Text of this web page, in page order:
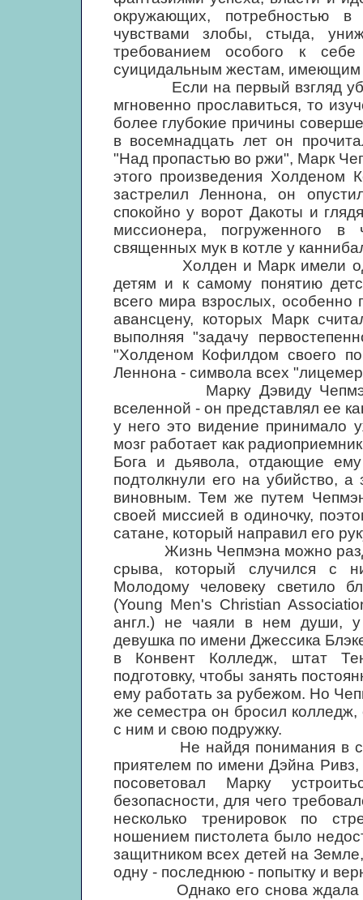
окружающих, потребностью
чувствами злобы, стыда,
требованием особого к
суицидальным жестам,
Если на первый взгляд
мгновенно прославиться, то
более глубокие причины
в восемнадцать лет он
"Над пропастью во ржи", Марк
этого произведения Холденом
застрелил Леннона, он
спокойно у ворот Дакоты и
миссионера, погруженного
священных мук в котле у
Холден и Марк имели один
детям и к самому понятию
всего мира взрослых,
авансцену, которых Марк
выполняя "задачу
"Холденом Кофилдом своего
Леннона - символа всех
Марку Дэвиду Чепмэну
вселенной - он представлял ее
у него это видение
мозг работает как
Бога и дьявола, отдающие
подтолкнули его на убийство,
виновным. Тем же путем
своей миссией в одиночку,
сатане, который направил его
Жизнь Чепмэна можно
срыва, который случился с
Молодому человеку светило
(Young Men's Christian
англ.) не чаяли в нем души, у
девушка по имени Джессика
в Конвент Колледж, штат
подготовку, чтобы занять
ему работать за рубежом. Но
же семестра он бросил колледж,
с ним и свою подружку.
Не найдя понимания в
приятелем по имени Дэйна
посоветовал Марку
безопасности, для чего
несколько тренировок по
ношением пистолета было
защитником всех детей на
одну - последнюю - попытку и
Однако его снова ждала